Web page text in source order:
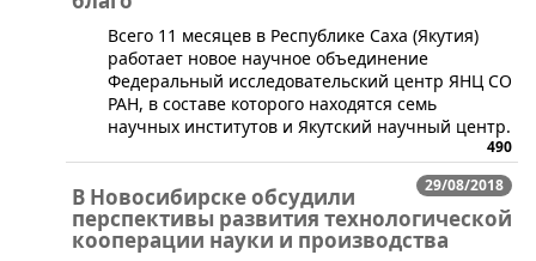
​Всего 11 месяцев в Республике Саха (Якутия)
работает новое научное объединение
Федеральный исследовательский центр ЯНЦ СО
РАН, в составе которого находятся семь
научных институтов и Якутский научный центр.
490
29/08/2018
В Новосибирске обсудили
перспективы развития технологической
кооперации науки и производства